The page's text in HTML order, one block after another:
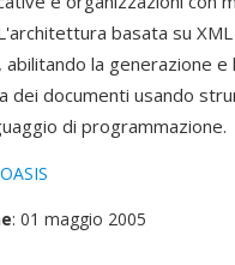
basata su
la generazione e
dei documenti usando
di programmazione.
OASIS
: 01 maggio 2005